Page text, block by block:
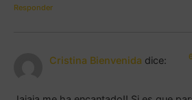
Responder
Cristina Bienvenida dice: